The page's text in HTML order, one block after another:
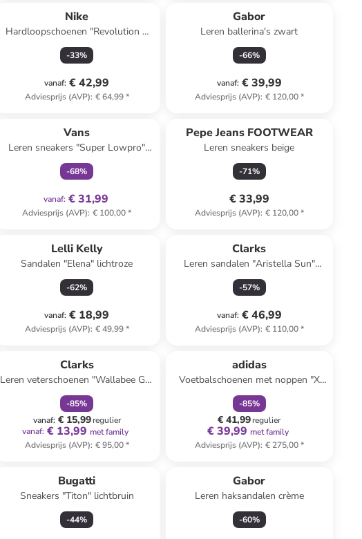
Nike
Hardloopschoenen "Revolution 8
EasyOn" zwart
-33%
vanaf: € 42,99
Adviesprijs (AVP): € 64,99*
Gabor
Leren ballerina's zwart
-66%
vanaf: € 39,99
Adviesprijs (AVP): € 120,00*
Vans
Leren sneakers "Super Lowpro"
beige
-68%
vanaf: € 31,99
Adviesprijs (AVP): € 100,00*
Pepe Jeans FOOTWEAR
Leren sneakers beige
-71%
€ 33,99
Adviesprijs (AVP): € 120,00*
Lelli Kelly
Sandalen "Elena" lichtroze
-62%
vanaf: € 18,99
Adviesprijs (AVP): € 49,99*
Clarks
Leren sandalen "Aristella Sun"
crème
-57%
vanaf: € 46,99
Adviesprijs (AVP): € 110,00*
Clarks
Leren veterschoenen "Wallabee Go"
zwart
-85%
vanaf: € 15,99regulier
vanaf: € 13,99 met family
Adviesprijs (AVP): € 95,00*
adidas
Voetbalschoenen met noppen "X
SPEEDPORTAL.2 FG" zwart
-85%
€ 41,99regulier
€ 39,99 met family
Adviesprijs (AVP): € 275,00*
Bugatti
Sneakers "Titon" lichtbruin
-44%
Gabor
Leren haksandalen crème
-60%